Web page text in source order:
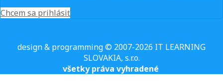
Chcem sa prihlásiť
design & programming © 2007-2026 IT LEARNING
SLOVAKIA, s.r.o.
všetky práva vyhradené